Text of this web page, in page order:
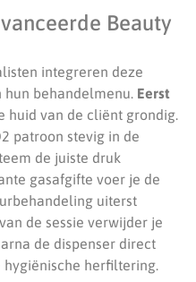
Beauty
integreren deze
behandelmenu. Eerst
huid van de cliënt grondig.
patroon stevig in de
de juiste druk
gasafgifte voer je de
uiterst
de sessie verwijder je
de dispenser direct
herfiltering.